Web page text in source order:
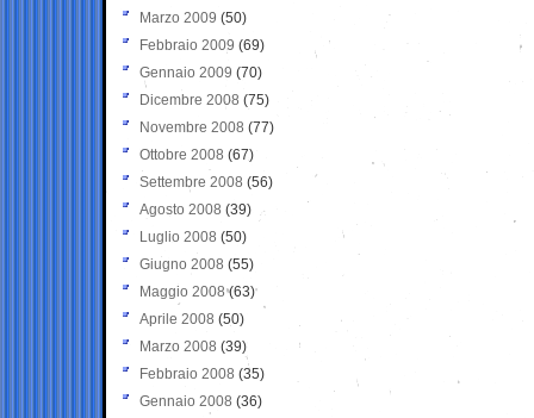
Marzo 2009 (50)
Febbraio 2009 (69)
Gennaio 2009 (70)
Dicembre 2008 (75)
Novembre 2008 (77)
Ottobre 2008 (67)
Settembre 2008 (56)
Agosto 2008 (39)
Luglio 2008 (50)
Giugno 2008 (55)
Maggio 2008(63)
Aprile 2008 (50)
Marzo 2008 (39)
Febbraio 2008 (35)
Gennaio 2008 (36)